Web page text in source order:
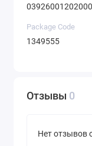
Package Code
1349555
Отзывы 0
Нет отзывов